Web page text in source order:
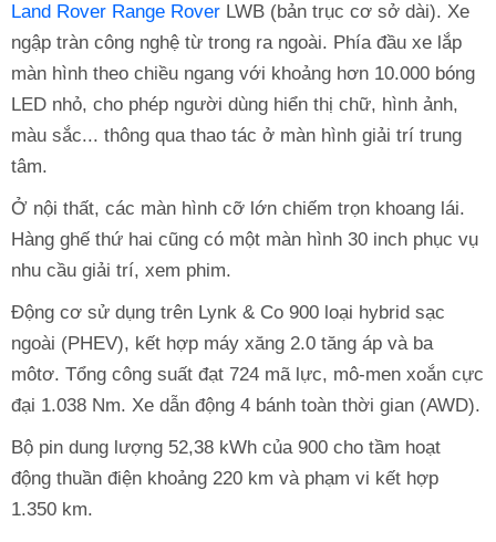
Land Rover Range Rover LWB (bản trục cơ sở dài). Xe
ngập tràn công nghệ từ trong ra ngoài. Phía đầu xe lắp
màn hình theo chiều ngang với khoảng hơn 10.000 bóng
LED nhỏ, cho phép người dùng hiển thị chữ, hình ảnh,
màu sắc... thông qua thao tác ở màn hình giải trí trung
tâm.
Ở nội thất, các màn hình cỡ lớn chiếm trọn khoang lái.
Hàng ghế thứ hai cũng có một màn hình 30 inch phục vụ
nhu cầu giải trí, xem phim.
Động cơ sử dụng trên Lynk & Co 900 loại hybrid sạc
ngoài (PHEV), kết hợp máy xăng 2.0 tăng áp và ba
môtơ. Tổng công suất đạt 724 mã lực, mô-men xoắn cực
đại 1.038 Nm. Xe dẫn động 4 bánh toàn thời gian (AWD).
Bộ pin dung lượng 52,38 kWh của 900 cho tầm hoạt
động thuần điện khoảng 220 km và phạm vi kết hợp
1.350 km.